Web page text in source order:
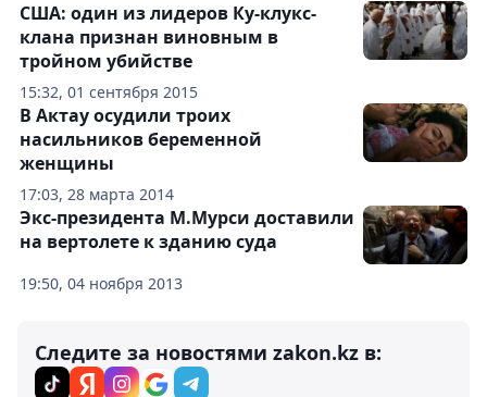
15:32, 01 сентября 2015
США: один из лидеров Ку-клукс-
клана признан виновным в
тройном убийстве
17:03, 28 марта 2014
В Актау осудили троих
насильников беременной
женщины
19:50, 04 ноября 2013
Экс-президента М.Мурси доставили
на вертолете к зданию суда
Следите за новостями zakon.kz в: